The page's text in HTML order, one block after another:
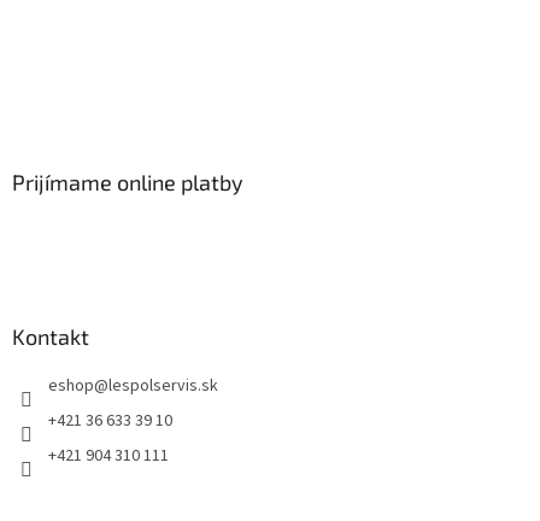
Prijímame online platby
Kontakt
eshop@lespolservis.sk
+421 36 633 39 10
+421 904 310 111